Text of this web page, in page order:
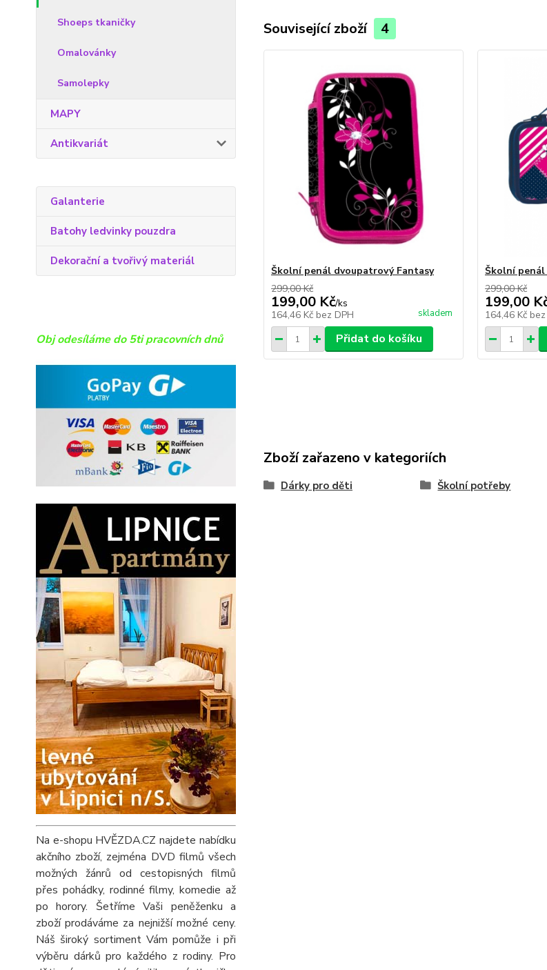
Shoeps tkaničky
Omalovánky
Samolepky
MAPY
Antikvariát
Galanterie
Batohy ledvinky pouzdra
Dekorační a tvořivý materiál
Obj odesíláme do 5ti pracovních dnů
Na e-shopu HVĚZDA.CZ najdete nabídku
akčního zboží, zejména DVD filmů všech
možných žánrů od cestopisných filmů
přes pohádky, rodinné filmy, komedie až
po horory. Šetříme Vaši peněženku a
zboží prodáváme za nejnižší možné ceny.
Náš široký sortiment Vám pomůže i při
výběru dárků pro každého z rodiny. Pro
Související zboží 4
Školní penál dvoupatrový Fantasy
299,00 Kč
199,00 Kč/ks
164,46 Kč bez DPH skladem
Přidat do košíku
Školní
299,00 Kč
199,00
164,46 Kč
Zboží zařazeno v kategoriích
Dárky pro děti Školní potřeby